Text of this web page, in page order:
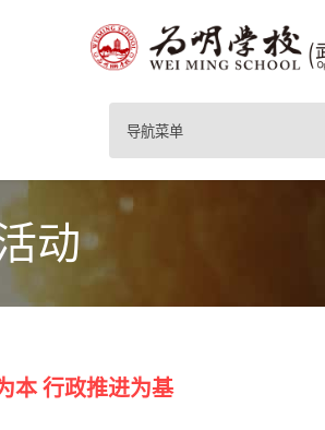
导航菜单
动
本 行政推进为基